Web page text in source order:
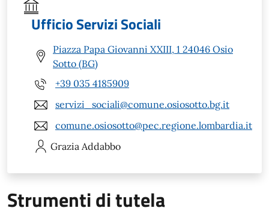
Ufficio Servizi Sociali
Piazza Papa Giovanni XXIII, 1 24046 Osio
Sotto (BG)
+39 035 4185909
servizi_sociali@comune.osiosotto.bg.it
comune.osiosotto@pec.regione.lombardia.it
Grazia Addabbo
Strumenti di tutela